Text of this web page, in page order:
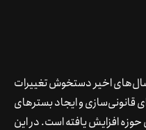
سال‌های اخیر دستخوش تغییرات
قانونی‌سازی و ایجاد بسترهای
افزایش یافته است. در این